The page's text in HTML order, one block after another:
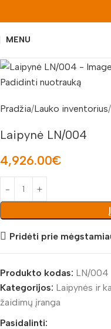
MENU
Padidinti nuotrauką
Pradžia Lauko inventorius
Laipynė LN/004
4,926.00€
Pridėti prie
Produkto kodas: LN/004
Kategorijos: Laipynės ir
žaidimų įranga
Pasidalinti: